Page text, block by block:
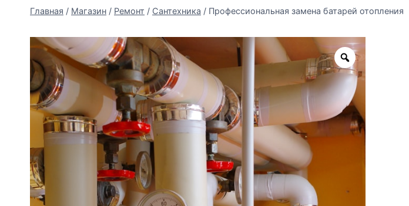
Главная / Магазин / Ремонт / Сантехника / Профессиональная замена батарей отопления
Zoom